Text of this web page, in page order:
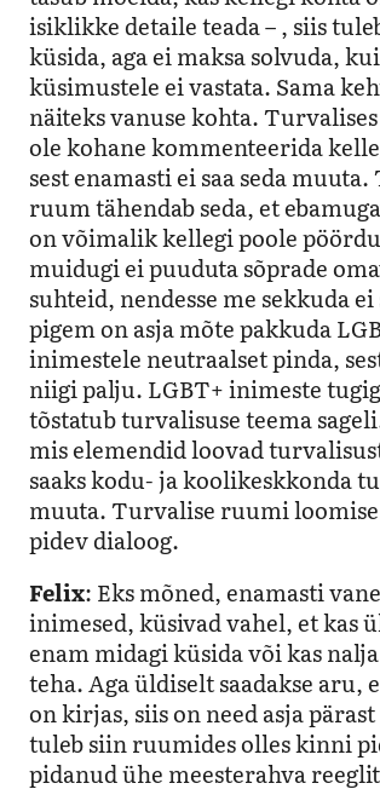
isiklikke detaile teada – , siis
küsida, aga ei maksa solvuda,
küsimustele ei vastata. Sama
näiteks vanuse kohta.
ole kohane kommenteerida
sest enamasti ei saa seda
ruum tähendab seda, et
on võimalik kellegi poole
muidugi ei puuduta sõprade
suhteid, nendesse me sekkuda
pigem on asja mõte pakkuda
inimestele neutraalset pinda,
niigi palju. LGBT+ inimeste
tõstatub turvalisuse teema
mis elemendid loovad
saaks kodu- ja koolikeskkonda
muuta. Turvalise ruumi loomise
pidev dialoog.
Felix: Eks mõned, enamasti
inimesed, küsivad vahel, et kas
enam midagi küsida või kas
teha. Aga üldiselt saadakse aru,
on kirjas, siis on need asja
tuleb siin ruumides olles kinni
pidanud ühe meesterahva